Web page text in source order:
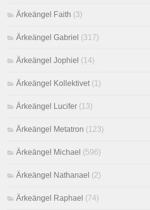
Ärkeängel Faith (3)
Ärkeängel Gabriel (317)
Ärkeängel Jophiel (14)
Ärkeängel Kollektivet (1)
Ärkeängel Lucifer (13)
Ärkeängel Metatron (123)
Ärkeängel Michael (596)
Ärkeängel Nathanael (2)
Ärkeängel Raphael (74)